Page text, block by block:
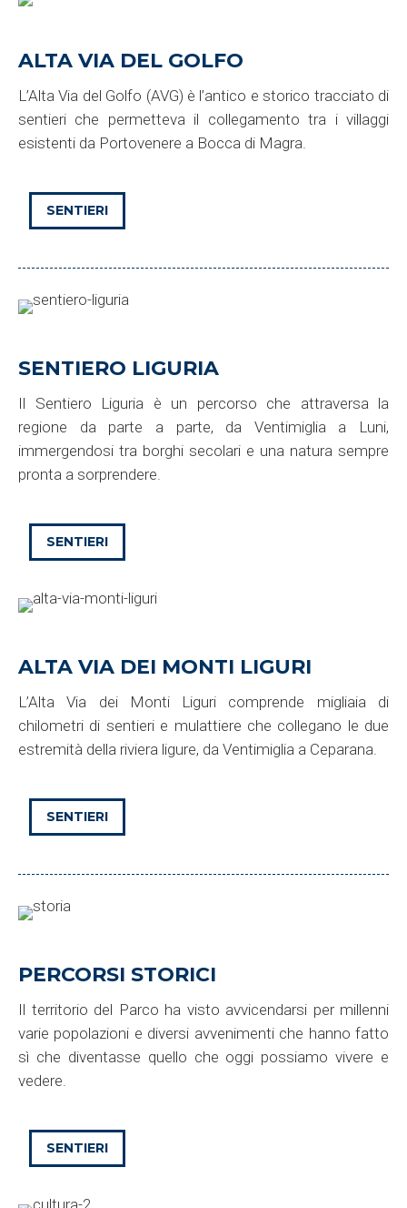
ALTA VIA DEL GOLFO
L’Alta Via del Golfo (AVG) è l’antico e storico tracciato di
sentieri che permetteva il collegamento tra i villaggi
esistenti da Portovenere a Bocca di Magra.
SENTIERI
SENTIERO LIGURIA
Il Sentiero Liguria è un percorso che attraversa la
regione da parte a parte, da Ventimiglia a Luni,
immergendosi tra borghi secolari e una natura sempre
pronta a sorprendere.
SENTIERI
ALTA VIA DEI MONTI LIGURI
L’Alta Via dei Monti Liguri comprende migliaia di
chilometri di sentieri e mulattiere che collegano le due
estremità della riviera ligure, da Ventimiglia a Ceparana.
SENTIERI
PERCORSI STORICI
Il territorio del Parco ha visto avvicendarsi per millenni
varie popolazioni e diversi avvenimenti che hanno fatto
sì che diventasse quello che oggi possiamo vivere e
vedere.
SENTIERI